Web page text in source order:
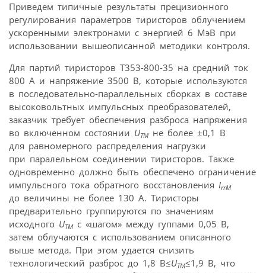
Приведем типичные результаты прецизионного
регулирования параметров тиристоров облучением
ускоренными электронами с энергией 6 МэВ при
использовании вышеописанной методики контроля.
Для партий тиристоров T353-800-35 на средний ток
800 А и напряжение 3500 В, которые используются
в последовательно-параллельных сборках в составе
высоковольтных импульсных преобразователей,
заказчик требует обеспечения разброса напряжения
во включенном состоянии UТМне более ±0,1 В
для равномерного распределения нагрузки
при паралельном соединении тиристоров. Также
одновременно должно быть обеспечено ограничение
импульсного тока обратного восстановления IrrM
до величины не более 130 А. Тиристоры
предварительно группируются по значениям
исходного UТМс «шагом» между гуппами 0,05 В,
затем облучаются с использованием описанного
выше метода. При этом удается снизить
технологический разброс до 1,8 В≤UТМ≤1,9 В, что